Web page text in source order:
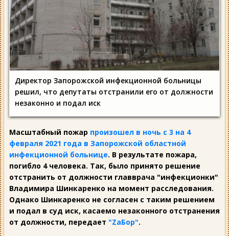
Директор Запорожской инфекционной больницы
решил, что депутаты отстранили его от должности
незаконно и подал иск
Масштабный пожар произошел в ночь с 3 на 4
февраля 2021 года в Запорожской областной
инфекционной больнице. В результате пожара,
погибло 4 человека. Так, было принято решение
отстранить от должности главврача "инфекционки"
Владимира Шинкаренко на момент расследования.
Однако Шинкаренко не согласен с таким решением
и подал в суд иск, касаемо незаконного отстранения
от должности, передает "ZаБор".